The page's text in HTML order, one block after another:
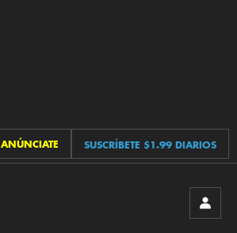
ANÚNCIATE SUSCRÍBETE $1.99 DIARIOS